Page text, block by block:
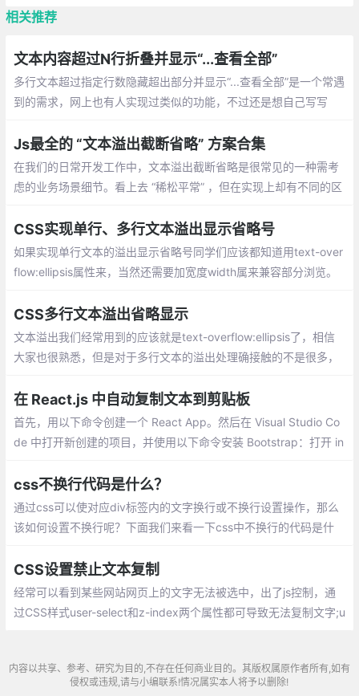
相关推荐
文本内容超过N行折叠并显示“...查看全部”
多行文本超过指定行数隐藏超出部分并显示“...查看全部”是一个常遇
到的需求，网上也有人实现过类似的功能，不过还是想自己写写
Js最全的 “文本溢出截断省略” 方案合集
在我们的日常开发工作中，文本溢出截断省略是很常见的一种需考
虑的业务场景细节。看上去 “稀松平常” ，但在实现上却有不同的区
于高度？这些问题之下，都有哪些实现方案？
CSS实现单行、多行文本溢出显示省略号
如果实现单行文本的溢出显示省略号同学们应该都知道用text-over
flow:ellipsis属性来，当然还需要加宽度width属来兼容部分浏览。
多行文本溢出显示省略号呢。
CSS多行文本溢出省略显示
文本溢出我们经常用到的应该就是text-overflow:ellipsis了，相信
大家也很熟悉，但是对于多行文本的溢出处理确接触的不是很多，
专门研究过这个问题。
在 React.js 中自动复制文本到剪贴板
首先，用以下命令创建一个 React App。然后在 Visual Studio Co
de 中打开新创建的项目，并使用以下命令安装 Bootstrap：打开 in
css不换行代码是什么？
通过css可以使对应div标签内的文字换行或不换行设置操作，那么
该如何设置不换行呢？下面我们来看一下css中不换行的代码是什
CSS设置禁止文本复制
经常可以看到某些网站网页上的文字无法被选中，出了js控制，通
过CSS样式user-select和z-index两个属性都可导致无法复制文字;u
内容以共享、参考、研究为目的,不存在任何商业目的。其版权属原作者所有,如有
侵权或违规,请与小编联系!情况属实本人将予以删除!